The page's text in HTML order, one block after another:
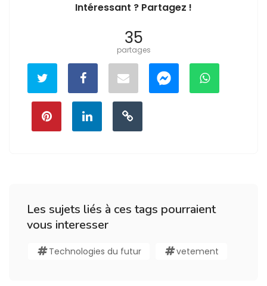
Intéressant ? Partagez !
35
partages
Les sujets liés à ces tags pourraient
vous interesser
Technologies du futur vetement